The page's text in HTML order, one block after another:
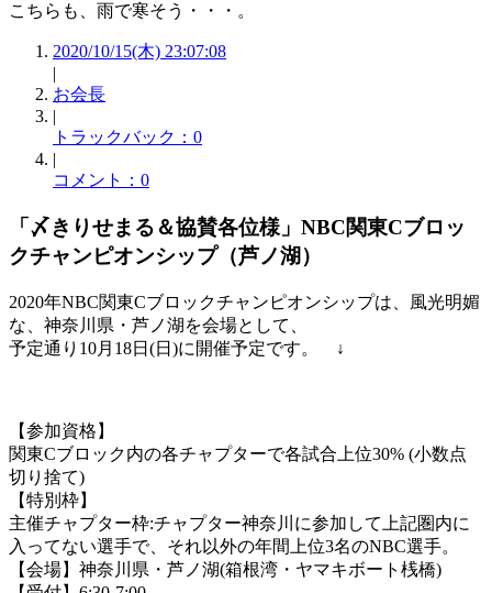
こちらも、雨で寒そう・・・。
2020/10/15(木) 23:07:08
お会長
トラックバック：0
コメント：0
「〆きりせまる＆協賛各位様」NBC関東Cブロッ
クチャンピオンシップ（芦ノ湖）
2020年NBC関東Cブロックチャンピオンシップは、風光明媚
な、神奈川県・芦ノ湖を会場として、
予定通り10月18日(日)に開催予定です。 ↓
【参加資格】
関東Cブロック内の各チャプターで各試合上位30% (小数点
切り捨て)
【特別枠】
主催チャプター枠:チャプター神奈川に参加して上記圏内に
入ってない選手で、それ以外の年間上位3名のNBC選手。
【会場】神奈川県・芦ノ湖(箱根湾・ヤマキボート桟橋)